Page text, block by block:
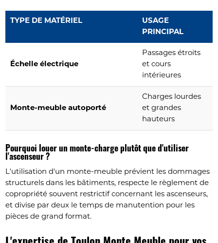
TYPE DE MATÉRIEL
USAGE
PRINCIPAL
Échelle électrique
Passages étroits
et cours
intérieures
Monte-meuble autoporté
Charges lourdes
et grandes
hauteurs
Pourquoi louer un monte-charge plutôt que d'utiliser
l'ascenseur ?
L'utilisation d'un monte-meuble prévient les dommages
structurels dans les bâtiments, respecte le règlement de
copropriété souvent restrictif concernant les ascenseurs,
et divise par deux le temps de manutention pour les
pièces de grand format.